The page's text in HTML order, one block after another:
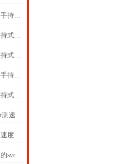
电波流速仪——一款多用途的手持式电波流速仪2025(万象推送)
电波流速仪——一款监测的手持式电波流速仪2025(万象推送)
电波流速仪——一款测量的手持式电波流速仪2025(万象推送)
电波流速仪——一款多功能的手持式电波流速仪2025(万象推送)
电波流速仪——一款快速的手持式电波流速仪2025(万象推送)
电波流速仪——一款简单的svr测速仪2025(万象推送)
雷达水流测速仪——一款观察速度的电波流速仪2024(万象推送)
电波流速仪——一款随身携带的svr测速仪2024(万象推送)